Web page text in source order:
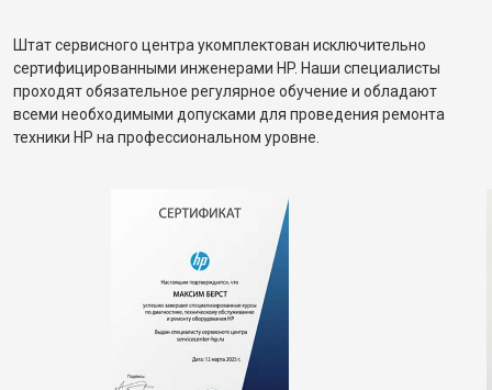
Штат сервисного центра укомплектован исключительно
сертифицированными инженерами HP. Наши специалисты
проходят обязательное регулярное обучение и обладают
всеми необходимыми допусками для проведения ремонта
техники HP на профессиональном уровне.